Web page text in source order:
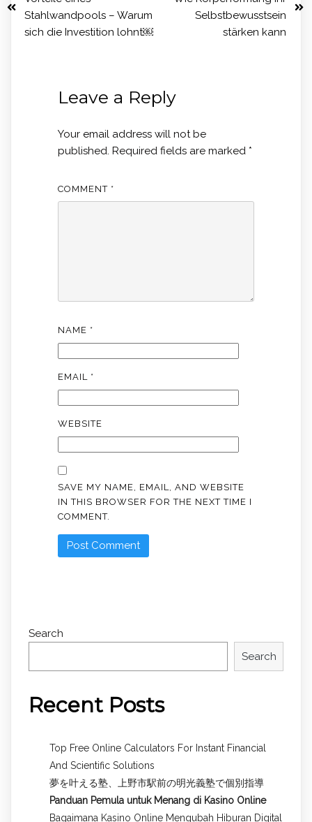
Stahlwandpools – Warum
sich die Investition lohnt￼
Selbstbewusstsein
stärken kann
Leave a Reply
Your email address will not be
published. Required fields are marked *
COMMENT *
NAME *
EMAIL *
WEBSITE
SAVE MY NAME, EMAIL, AND WEBSITE
IN THIS BROWSER FOR THE NEXT TIME I
COMMENT.
Search
Search
Recent Posts
Top Free Online Calculators For Instant Financial
And Scientific Solutions
夢を叶える塾、上野市駅前の明光義塾で個別指導
Panduan Pemula untuk Menang di Kasino Online
Bagaimana Kasino Online Mengubah Hiburan Digital